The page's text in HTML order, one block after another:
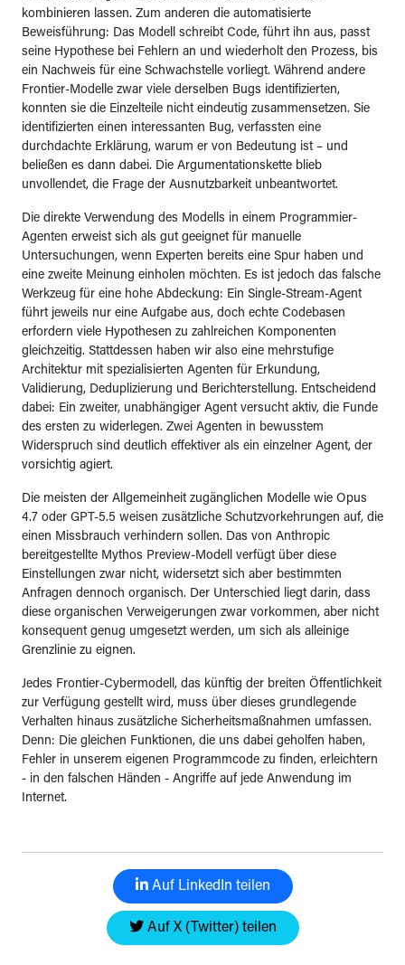
kombinieren lassen. Zum anderen die automatisierte
Beweisführung: Das Modell schreibt Code, führt ihn aus, passt
seine Hypothese bei Fehlern an und wiederholt den Prozess, bis
ein Nachweis für eine Schwachstelle vorliegt. Während andere
Frontier-Modelle zwar viele derselben Bugs identifizierten,
konnten sie die Einzelteile nicht eindeutig zusammensetzen. Sie
identifizierten einen interessanten Bug, verfassten eine
durchdachte Erklärung, warum er von Bedeutung ist – und
beließen es dann dabei. Die Argumentationskette blieb
unvollendet, die Frage der Ausnutzbarkeit unbeantwortet.
Die direkte Verwendung des Modells in einem Programmier-
Agenten erweist sich als gut geeignet für manuelle
Untersuchungen, wenn Experten bereits eine Spur haben und
eine zweite Meinung einholen möchten. Es ist jedoch das falsche
Werkzeug für eine hohe Abdeckung: Ein Single-Stream-Agent
führt jeweils nur eine Aufgabe aus, doch echte Codebasen
erfordern viele Hypothesen zu zahlreichen Komponenten
gleichzeitig. Stattdessen haben wir also eine mehrstufige
Architektur mit spezialisierten Agenten für Erkundung,
Validierung, Deduplizierung und Berichterstellung. Entscheidend
dabei: Ein zweiter, unabhängiger Agent versucht aktiv, die Funde
des ersten zu widerlegen. Zwei Agenten in bewusstem
Widerspruch sind deutlich effektiver als ein einzelner Agent, der
vorsichtig agiert.
Die meisten der Allgemeinheit zugänglichen Modelle wie Opus
4.7 oder GPT-5.5 weisen zusätzliche Schutzvorkehrungen auf, die
einen Missbrauch verhindern sollen. Das von Anthropic
bereitgestellte Mythos Preview-Modell verfügt über diese
Einstellungen zwar nicht, widersetzt sich aber bestimmten
Anfragen dennoch organisch. Der Unterschied liegt darin, dass
diese organischen Verweigerungen zwar vorkommen, aber nicht
konsequent genug umgesetzt werden, um sich als alleinige
Grenzlinie zu eignen.
Jedes Frontier-Cybermodell, das künftig der breiten Öffentlichkeit
zur Verfügung gestellt wird, muss über dieses grundlegende
Verhalten hinaus zusätzliche Sicherheitsmaßnahmen umfassen.
Denn: Die gleichen Funktionen, die uns dabei geholfen haben,
Fehler in unserem eigenen Programmcode zu finden, erleichtern
- in den falschen Händen - Angriffe auf jede Anwendung im
Internet.
Auf LinkedIn teilen
Auf X (Twitter) teilen